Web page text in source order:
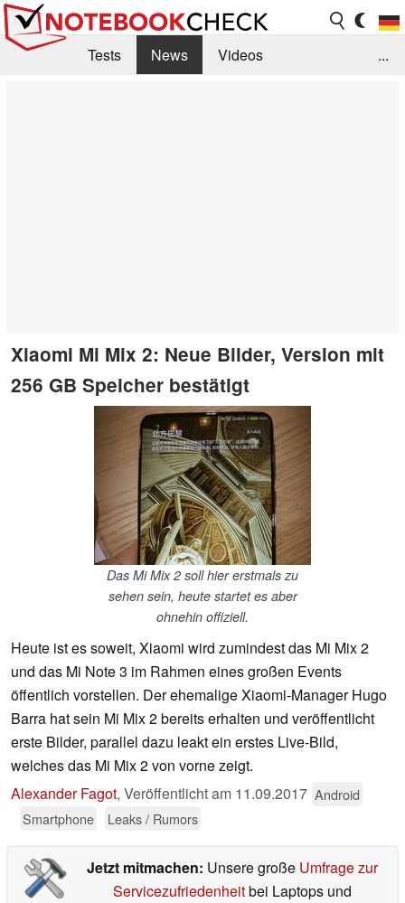
Tests News
Videos
...
Xiaomi Mi Mix 2: Neue Bilder, Version mit
256 GB Speicher bestätigt
Das Mi Mix 2 soll hier erstmals zu
sehen sein, heute startet es aber
ohnehin offiziell.
Heute ist es soweit, Xiaomi wird zumindest das Mi Mix 2
und das Mi Note 3 im Rahmen eines großen Events
öffentlich vorstellen. Der ehemalige Xiaomi-Manager Hugo
Barra hat sein Mi Mix 2 bereits erhalten und veröffentlicht
erste Bilder, parallel dazu leakt ein erstes Live-Bild,
welches das Mi Mix 2 von vorne zeigt.
Alexander Fagot, Veröffentlicht am 11.09.2017 Android
Smartphone
Leaks / Rumors
Jetzt mitmachen: Unsere große Umfrage zur
Servicezufriedenheitbei Laptops und